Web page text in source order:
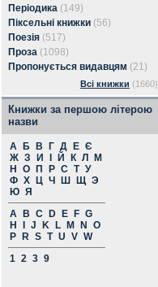
Періодика (149)
Піксельні книжки (56)
Поезія (517)
Проза (1098)
Пропонується видавцям (21)
Всі книжки (1660)
Книжки за першою літерою
назви
А Б В Г Д Е Є
Ж З И Й К Л
М
Н
О П Р С Т У
Ф Х Ц Ч Ш Щ Э
Ю Я
A
B C D E F G
H
J K L M N
O
P
R S T U V W
1 2 3 9